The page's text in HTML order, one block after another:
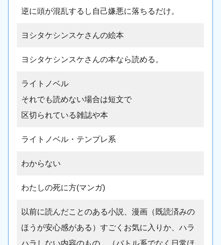
逆に頭が混乱するし自己嫌悪に落ちるだけ。
ヨシタケシンスケさんの絵本
ヨシタケシンスケさんの本なら読める。
ライトノベル
それでも読めない場合は短文で
区切られている雑誌や本
ライトノベル・テンプレ系
わからない
わたしの死に方(マンガ)
以前に読んだことのある小説、漫画（既読済みの
ほうが安心感がある）すごくお気に入りか、ハラ
ハラしない内容のもの。（バトル系でなく日常ほ